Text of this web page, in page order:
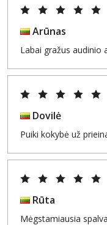
Arūnas
Labai gražus audinio
Dovilė
Puiki kokybė už
Rūta
Mėgstamiausia